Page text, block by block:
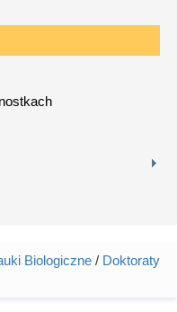
Biologiczne / Doktoraty